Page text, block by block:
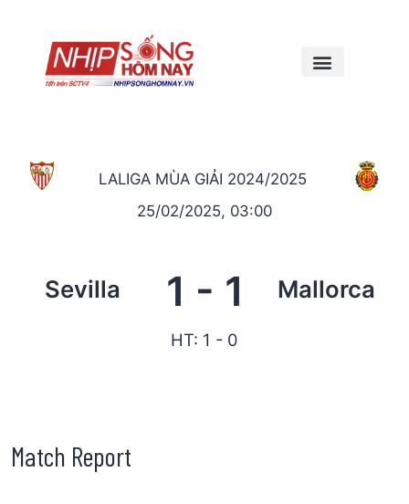
LALIGA MÙA GIẢI 2024/2025
25/02/2025, 03:00
Sevilla 1 - 1 Mallorca
HT: 1 - 0
Match Report